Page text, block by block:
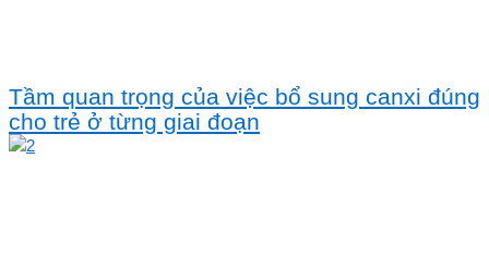
Tầm quan trọng của việc bổ sung canxi đúng
cho trẻ ở từng giai đoạn